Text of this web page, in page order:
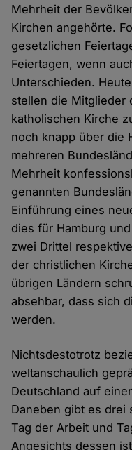
Mehrheit der
Kirchen angehörte.
gesetzlichen
Feiertagen, wenn
Unterschieden.
stellen die Mitglieder
katholischen Kirche
noch knapp über die
mehreren
Mehrheit
genannten
Einführung eines
dies für Hamburg
zwei Drittel
der christlichen
übrigen Ländern
absehbar, dass sich
werden.
Nichtsdestotrotz
weltanschaulich
Deutschland auf
Daneben gibt es drei
Tag der Arbeit und
Angesichts dessen